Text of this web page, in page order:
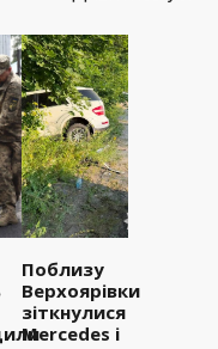
Поблизу
Верхоярівки
зіткнулися
Mercedes і